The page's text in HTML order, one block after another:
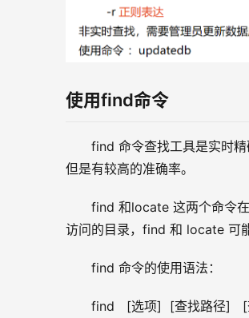
使用find命令
find 命令查找工具是实时精
但是有较高的准确率。
find 和locate 这两个命令
访问的目录，find 和 locate 可
find 命令的使用语法：
find   [选项]  [查找路径]